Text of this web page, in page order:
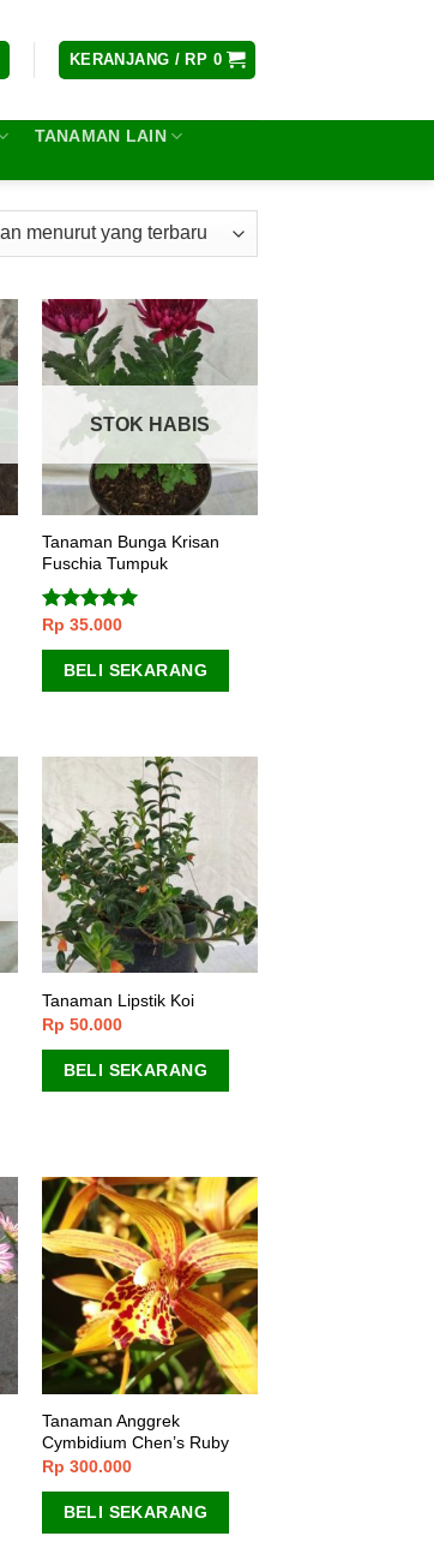
KERANJANG / RP 0
TANAMAN LAIN
STOK HABIS
Tanaman Bunga Krisan
Fuschia Tumpuk
Dinilai4.67
dari 5
Rp 35.000
BELI SEKARANG
Tanaman Lipstik Koi
Rp 50.000
BELI SEKARANG
Tanaman Anggrek
Cymbidium Chen’s Ruby
Rp 300.000
BELI SEKARANG